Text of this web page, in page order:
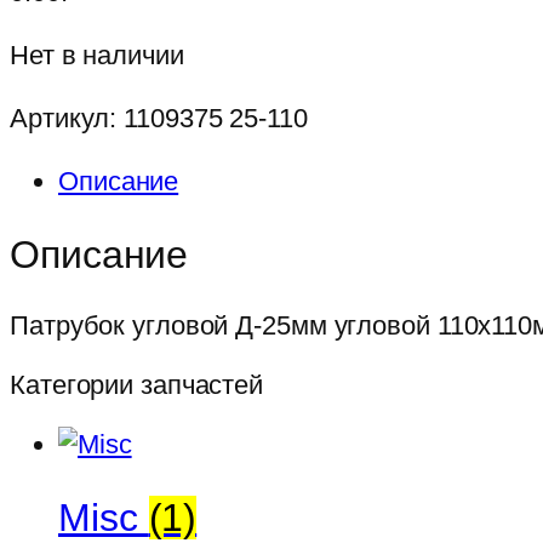
Нет в наличии
Артикул: 1109375 25-110
Описание
Описание
Патрубок угловой Д-25мм угловой
Категории запчастей
Misc (1)